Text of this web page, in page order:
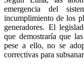
emergencia del
incumplimiento de los
generadores. El
que demostraría que
pese a ello, no se
correctivas para